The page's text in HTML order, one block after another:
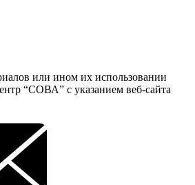
или ином их использовании
“СОВА” с указанием веб-сайта